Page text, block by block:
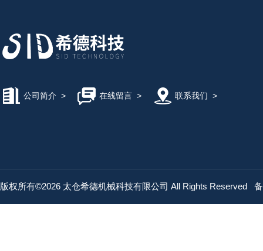
公司简介 > 在线留言> 联系我们 >
版权所有©2026 太仓希德机械科技有限公司 All Rights Reserved